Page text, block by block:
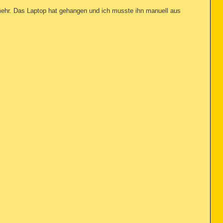
Das Laptop hat gehangen und ich musste ihn manuell aus